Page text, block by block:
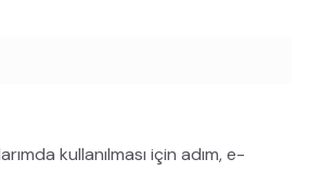
kullanılması için adım, e-